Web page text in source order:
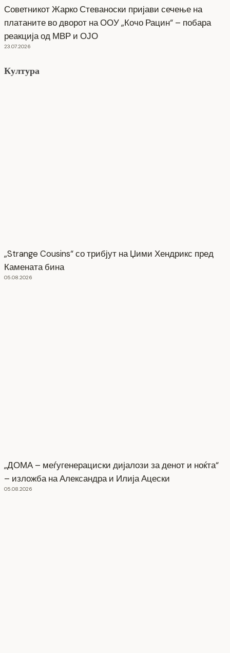
Советникот Жарко Стеваноски пријави сечење на
платаните во дворот на ООУ „Кочо Рацин“ – побара
реакција од МВР и ОЈО
23.07.2026
Култура
„Strange Cousins“ со трибјут на Џими Хендрикс пред
Камената бина
05.08.2026
„ДОМА – меѓугенерациски дијалози за денот и ноќта“
– изложба на Александра и Илија Ацески
05.08.2026